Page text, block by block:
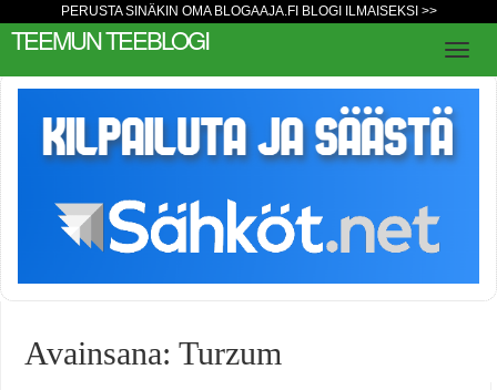
PERUSTA SINÄKIN OMA BLOGAAJA.FI BLOGI ILMAISEKSI >>
TEEMUN TEEBLOGI
Avainsana: Turzum